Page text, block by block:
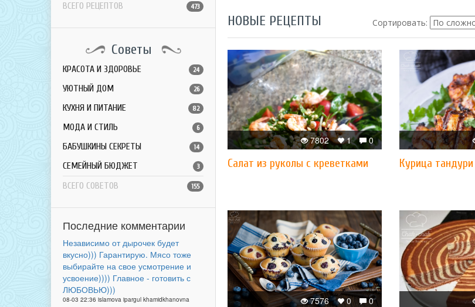
ВСЕГО РЕЦЕПТОВ 473
Советы
КРАСОТА И ЗДОРОВЬЕ 24
УЮТНЫЙ ДОМ 26
КУХНЯ И ПИТАНИЕ 82
МОДА И СТИЛЬ 6
БАБУШКИНЫ СЕКРЕТЫ 14
СЕМЕЙНЫЙ БЮДЖЕТ 3
ВСЕГО СОВЕТОВ 155
Последние комментарии
Независимо от дырочек будет
вкусно))) Гарантирую. Мясо тоже
выбирайте на свое усмотрение и
усвоение)))) Главное - готовить с
ЛЮБОВЬЮ)))
08-03 22:36 islamova ipargul khamidkhanovna
НОВЫЕ РЕЦЕПТЫ Сортировать:
0
1
7802
Салат из руколы с креветками Курица тандури
0
0
7576